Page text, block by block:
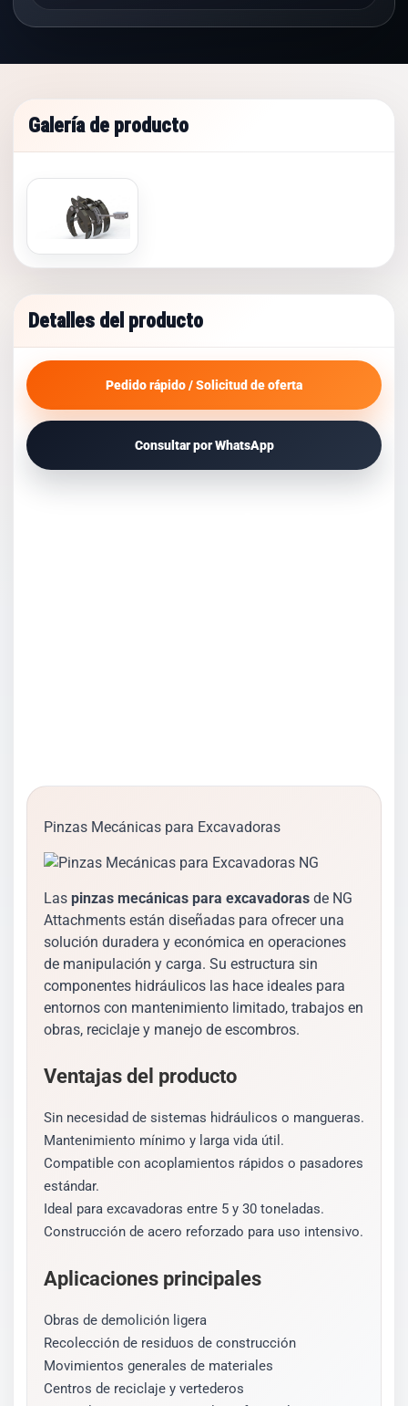
Galería de producto
Detalles del producto
Pedido rápido / Solicitud de oferta
Consultar por WhatsApp
Pinzas Mecánicas para Excavadoras
Las pinzas mecánicas para excavadoras de NG
Attachments están diseñadas para ofrecer una
solución duradera y económica en operaciones
de manipulación y carga. Su estructura sin
componentes hidráulicos las hace ideales para
entornos con mantenimiento limitado, trabajos en
obras, reciclaje y manejo de escombros.
Ventajas del producto
Sin necesidad de sistemas hidráulicos o mangueras.
Mantenimiento mínimo y larga vida útil.
Compatible con acoplamientos rápidos o pasadores
estándar.
Ideal para excavadoras entre 5 y 30 toneladas.
Construcción de acero reforzado para uso intensivo.
Aplicaciones principales
Obras de demolición ligera
Recolección de residuos de construcción
Movimientos generales de materiales
Centros de reciclaje y vertederos